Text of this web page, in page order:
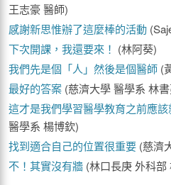
王志豪 醫師)
感謝新思惟辦了這麼棒的活動
下次開課，我還要來！ (林阿葵)
我們先是個「人」然後是個醫師 (
最好的答案 (慈濟大學 醫學系 林
這才是我們學習醫學教育之前應
醫學系 楊博欽)
找到適合自己的位置很重要 (慈濟
不！其實沒​有牆 (林口長庚 外科部